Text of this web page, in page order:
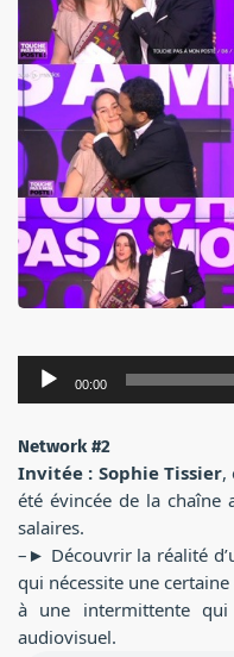
Lecteur
audio
00:00
Network #2
Invitée : Sophie Tissier,
été évincée de la chaîne
salaires.
–► Découvrir la réalité
qui nécessite une
à une intermittente qui
audiovisuel.